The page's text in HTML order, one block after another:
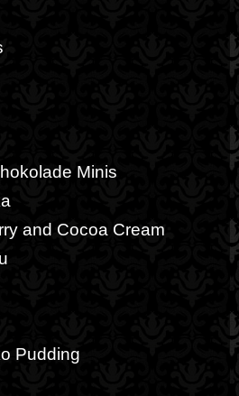
Minis
and Cocoa Cream
Pudding